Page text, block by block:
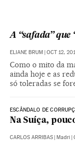
A “safada” que
ELIANE BRUM | OCT 12,
Como o mito da
ainda hoje e as
só toleradas se
ESCÂNDALO DE
Na Suíça,
CARLOS ARRIBAS | Madri |